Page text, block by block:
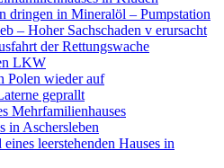
dringen in Mineralöl – Pumpstation
– Hoher Sachschaden v erursacht
der Rettungswache
LKW
Polen wieder auf
geprallt
Mehrfamilienhauses
in Aschersleben
leerstehenden Hauses in